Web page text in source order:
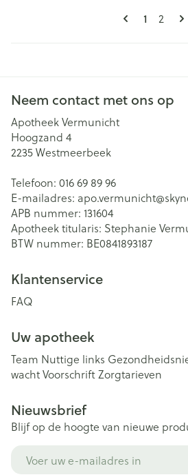
Pagina's
U lees
1 Pagina
2
Neem contact met ons op
Apotheek Vermunicht
Hoogzand 4
2235Westmeerbeek
Telefoon: 016 69 89 96
E-mailadres: apo.vermunicht@
APB nummer: 131604
Apotheek titularis: Stephanie
BTW nummer: BE0841893187
Klantenservice
FAQ
Uw apotheek
Team Nuttige links
wachtVoorschriftZorgtarieven
Nieuwsbrief
Blijf op de hoogte van nieuwe